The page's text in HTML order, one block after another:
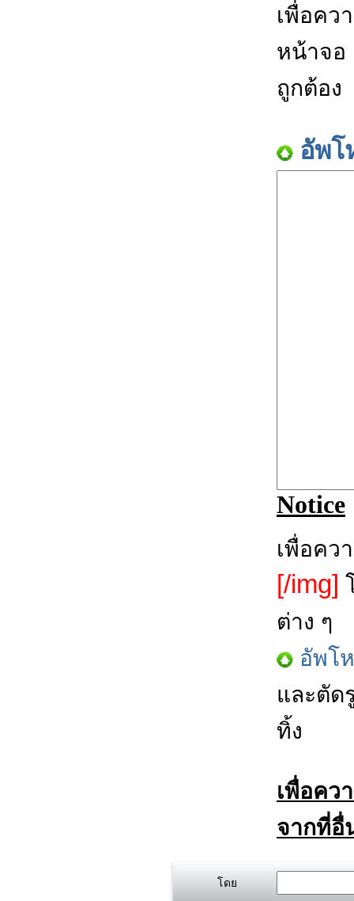
เพื่อคว
หน้าจอ
ถูกต้อง
อัพโ
Notice
เพื่อคว
[/img]
ต่าง ๆ
อัพโ
และตัด
ทิ้ง
เพื่อคว
จากที่อื่
โดย